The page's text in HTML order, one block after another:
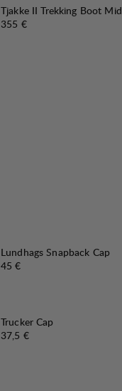
Tjakke II Trekking Boot Mid
Preis:
355 €
Lundhags Snapback Cap
Preis:
45 €
Trucker Cap
Preis:
37,5 €